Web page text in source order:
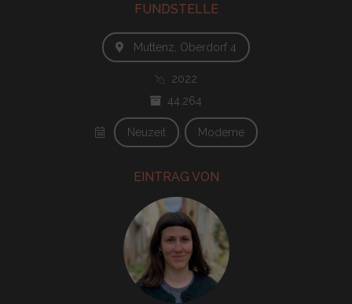
FUNDSTELLE
Muttenz, Oberdorf 4
2022
44.264
Neuzeit Moderne
EINTRAG VON